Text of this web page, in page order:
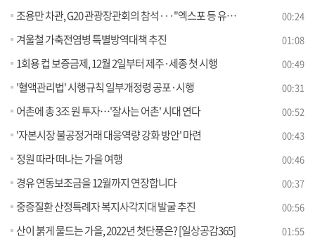
조용만 차관, G20 관광장관회의 참석···"엑스포 등 유치 홍보" 00:24
겨울철 가축전염병 특별방역대책 추진 01:08
1회용 컵 보증금제, 12월 2일부터 제주·세종 첫 시행 00:49
'혈액관리법' 시행규칙 일부개정령 공포·시행 00:31
어촌에 총 3조 원 투자…'잘사는 어촌' 시대 연다 00:52
'자본시장 불공정거래 대응역량 강화 방안' 마련 00:43
정원 따라 떠나는 가을 여행 00:46
경유 연동보조금을 12월까지 연장합니다 00:37
중증질환 산정특례자 복지사각지대 발굴 추진 00:56
산이 붉게 물드는 가을, 2022년 첫단풍은? [일상공감365] 01:55